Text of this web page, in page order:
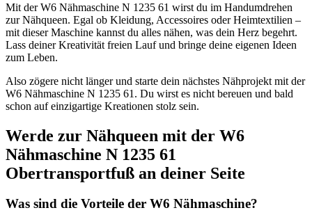
Mit der W6 Nähmaschine N 1235 61 wirst du im Handumdrehen
zur Nähqueen. Egal ob Kleidung, Accessoires oder Heimtextilien –
mit dieser Maschine kannst du alles nähen, was dein Herz begehrt.
Lass deiner Kreativität freien Lauf und bringe deine eigenen Ideen
zum Leben.
Also zögere nicht länger und starte dein nächstes Nähprojekt mit der
W6 Nähmaschine N 1235 61. Du wirst es nicht bereuen und bald
schon auf einzigartige Kreationen stolz sein.
Werde zur Nähqueen mit der W6
Nähmaschine N 1235 61
Obertransportfuß an deiner Seite
Was sind die Vorteile der W6 Nähmaschine?